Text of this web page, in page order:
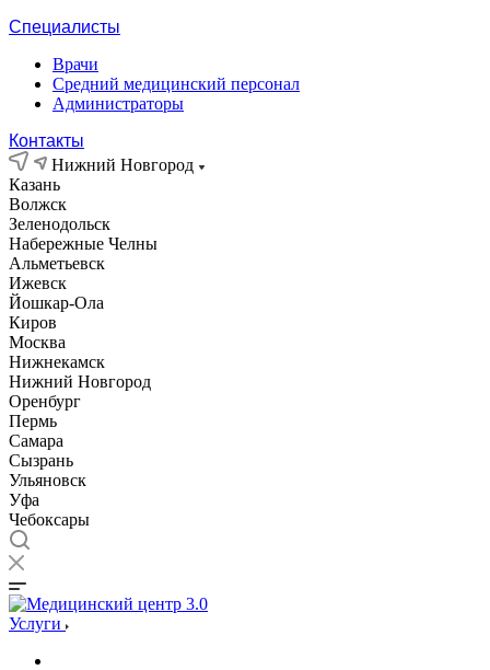
Специалисты
Врачи
Средний медицинский персонал
Администраторы
Контакты
Нижний Новгород
Казань
Волжск
Зеленодольск
Набережные Челны
Альметьевск
Ижевск
Йошкар-Ола
Киров
Москва
Нижнекамск
Нижний Новгород
Оренбург
Пермь
Самара
Сызрань
Ульяновск
Уфа
Чебоксары
Услуги